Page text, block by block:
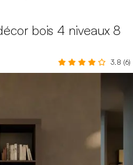
bois 4 niveaux 8
3.8 (6)